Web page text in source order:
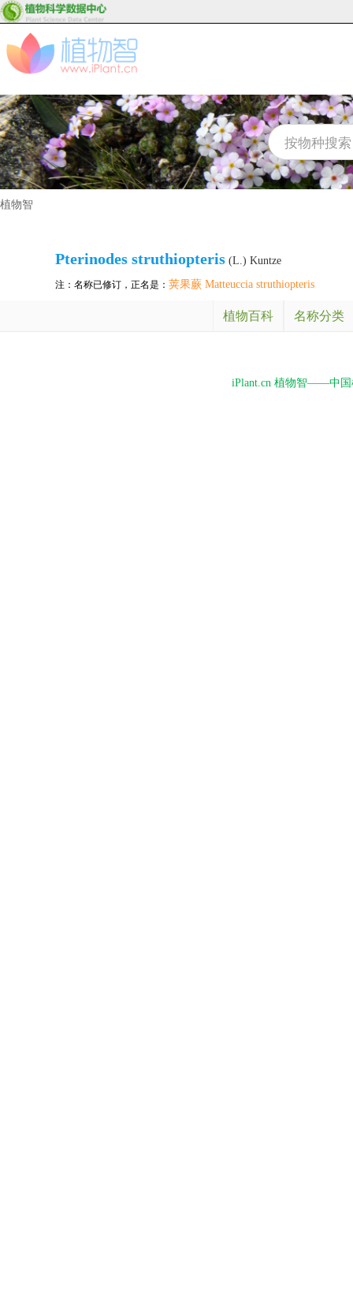
植物智
Pterinodes struthiopteris (L.) Kuntze
注：名称已修订，正名是： 荚果蕨 Matteuccia struthiopteris
植物百科 名称分类
iPlant.cn 植物智——中国